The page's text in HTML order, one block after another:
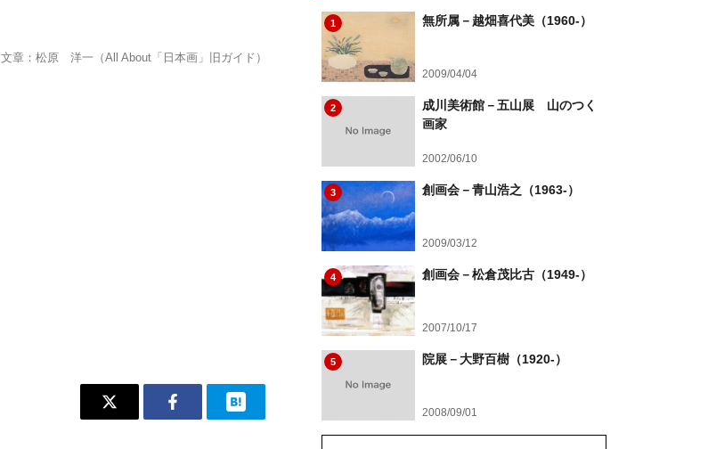
文章：松原 洋一（All About「日本画」旧ガイド）
1 無所属－越畑喜代美（1960-）
2009/04/04
2
成川美術館－五山展 山のつく
画家
2002/06/10
3 創画会－青山浩之（1963-）
2009/03/12
4 創画会－松倉茂比古（1949-）
2007/10/17
5 院展－大野百樹（1920-）
2008/09/01